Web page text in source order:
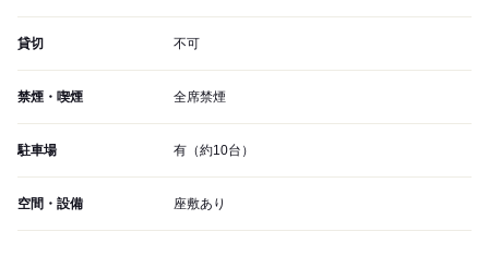
貸切 不可
禁煙・喫煙 全席禁煙
駐車場 有（約10台）
空間・設備 座敷あり